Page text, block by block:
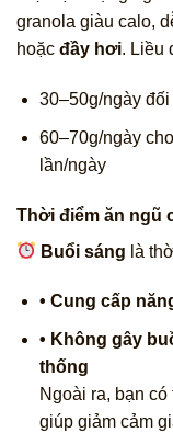
granola giàu calo,
hoặc đầy hơi. Liều
30–50g/ngày
60–70g/ngày
lần/ngày
Thời điểm ăn ngũ
Buổi sáng là
• Cung cấp
• Không gây
thống
Ngoài ra, bạn
giúp giảm cảm